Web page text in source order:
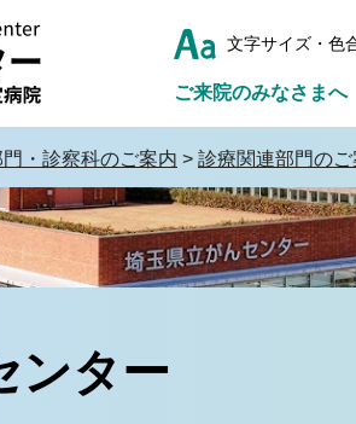
機
文字サイズ・色
ご来院のみなさまへ
・診察科のご案内 > 診療関連部門のご
ンター